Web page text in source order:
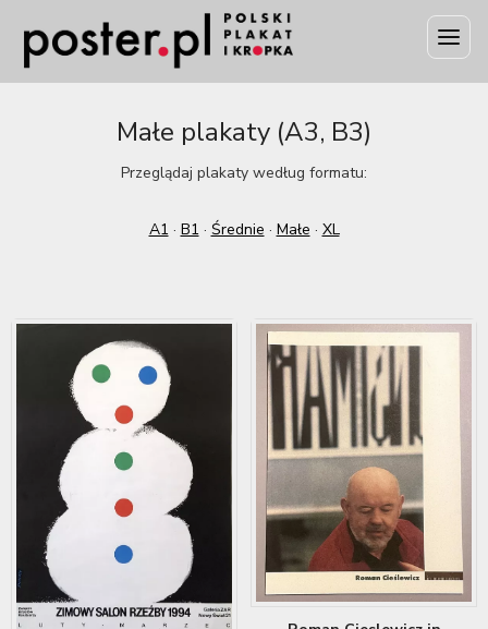
Małe plakaty (A3, B3)
Przeglądaj plakaty według formatu:
A1 · B1 · Średnie · Małe · XL